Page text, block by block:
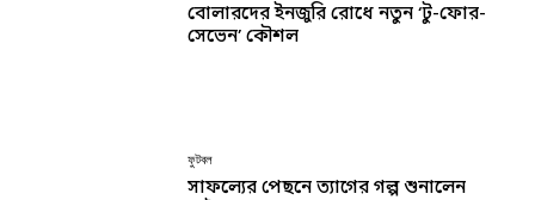
বোলারদের ইনজুরি রোধে নতুন ‘টু-ফোর-
সেভেন’ কৌশল
ফুটবল
সাফল্যের পেছনে ত্যাগের গল্প শুনালেন